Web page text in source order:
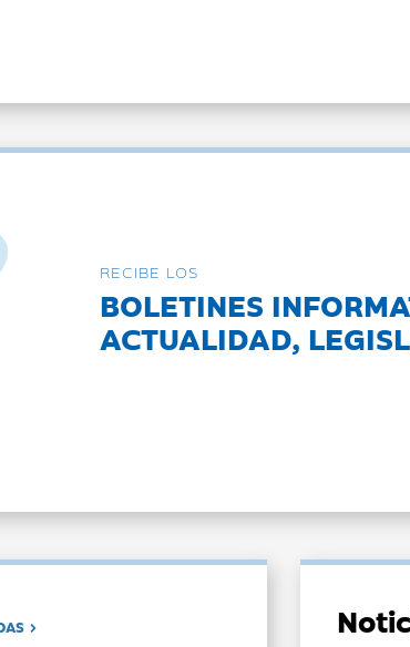
RECIBE LOS
BOLETINES
ACTUALIDAD,